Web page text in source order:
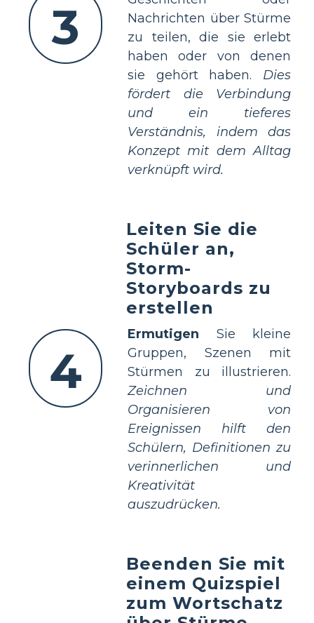
3
Nachrichten über Stürme
zu teilen, die sie erlebt
haben oder von denen
sie gehört haben. Dies
fördert die Verbindung
und ein tieferes
Verständnis, indem das
Konzept mit dem Alltag
verknüpft wird.
4
Leiten Sie die
Schüler an,
Storm-
Storyboards zu
erstellen
Ermutigen Sie kleine
Gruppen, Szenen mit
Stürmen zu illustrieren.
Zeichnen und
Organisieren von
Ereignissen hilft den
Schülern, Definitionen zu
verinnerlichen und
Kreativität
auszudrücken.
Beenden Sie mit
einem Quizspiel
zum Wortschatz